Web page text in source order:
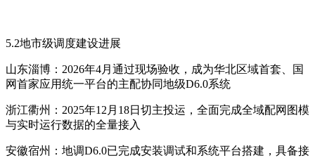
5.2地市级调度建设进展
山东淄博：2026年4月通过现场验收，成为华北区域首套、国
网首家应用统一平台的主配协同地级D6.0系统
浙江衢州：2025年12月18日切主投运，全面完成全域配网图模
与实时运行数据的全量接入
安徽宿州：地调D6.0已完成安装调试和系统平台搭建，具备接